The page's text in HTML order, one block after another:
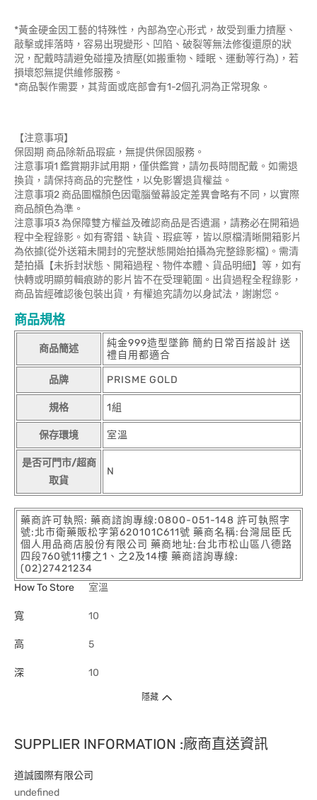
*黃金硬金因工藝的特殊性，內部為空心形式，故受到重力擠壓、
敲擊或摔落時，容易出現變形、凹陷、破裂等無法修復還原的狀
況，配戴時請避免碰撞及擠壓(如搬重物、睡眠、運動等行為)，若
損壞恕無提供維修服務。
*商品製作需要，其背面或底部會有1-2個孔洞為正常現象。
【注意事項】
保固期 商品除新品瑕疵，無提供保固服務。
注意事項1 鑑賞期非試用期，僅供鑑賞，請勿長時間配戴。如需退
換貨，請保持商品的完整性，以免影響退貨權益。
注意事項2 商品圖檔顏色因電腦螢幕設定差異會略有不同，以實際
商品顏色為準。
注意事項3 為保障雙方權益及確認商品是否遺漏，請務必在開箱過
程中全程錄影。如有寄錯、缺貨、瑕疵等，皆以原檔清晰開箱影片
為依據(從外送箱未開封的完整狀態開始拍攝為完整錄影檔)。需清
楚拍攝【未拆封狀態、開箱過程、物件本體、貨品明細】等，如有
快轉或明顯剪輯痕跡的影片皆不在受理範圍。出貨過程全程錄影，
商品皆經確認後包裝出貨，有權追究請勿以身試法，謝謝您。
商品規格
商品簡述
純金999造型墜飾 簡約日常百搭設計 送
禮自用都適合
品牌 PRISME GOLD
規格 1組
保存環境 室溫
是否可門市/超商
取貨
N
藥商許可執照: 藥商諮詢專線:0800-051-148 許可執照字
號:北市衛藥販松字第620101C611號 藥商名稱:台灣屈臣氏
個人用品商店股份有限公司 藥商地址:台北市松山區八德路
四段760號11樓之1、之2及14樓 藥商諮詢專線:
(02)27421234
How To Store
室溫
寬 10
高 5
深 10
隱藏
SUPPLIER INFORMATION :廠商直送資訊
道誠國際有限公司
undefined